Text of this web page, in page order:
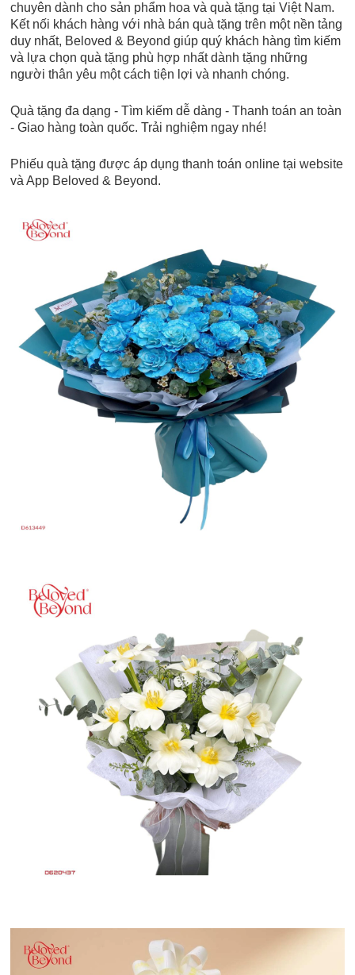
chuyên dành cho sản phẩm hoa và quà tặng tại Việt Nam.
Kết nối khách hàng với nhà bán quà tặng trên một nền tảng
duy nhất, Beloved & Beyond giúp quý khách hàng tìm kiếm
và lựa chọn quà tặng phù hợp nhất dành tặng những
người thân yêu một cách tiện lợi và nhanh chóng.
Quà tặng đa dạng - Tìm kiếm dễ dàng - Thanh toán an toàn
- Giao hàng toàn quốc. Trải nghiệm ngay nhé!
Phiếu quà tặng được áp dụng thanh toán online tại website
và App Beloved & Beyond.